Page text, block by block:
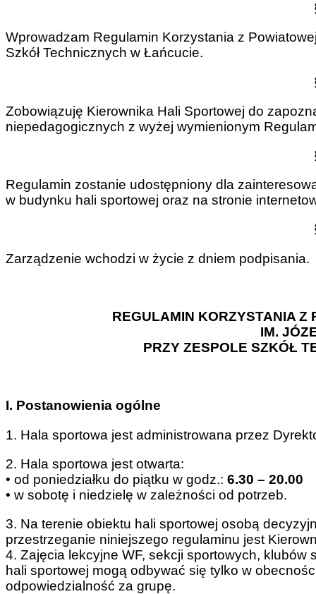
Wprowadzam Regulamin Korzystania z
Szkół Technicznych w Łańcucie.
Zobowiązuję Kierownika Hali Sportowej do
niepedagogicznych z wyżej wymienionym
Regulamin zostanie udostępniony dla
w budynku hali sportowej oraz na stronie
Zarządzenie wchodzi w życie z dniem podpisania.
REGULAMIN KORZYSTANIA Z
IM.
PRZY ZESPOLE SZKÓŁ
I. Postanowienia ogólne
1. Hala sportowa jest administrowana przez
2. Hala sportowa jest otwarta:
• od poniedziałku do piątku w godz.: 6.30 – 20.00
• w sobotę i niedzielę w zależności od potrzeb.
3. Na terenie obiektu hali sportowej osobą
przestrzeganie niniejszego regulaminu jest
4. Zajęcia lekcyjne WF, sekcji sportowych,
hali sportowej mogą odbywać się tylko w
odpowiedzialność za grupę.